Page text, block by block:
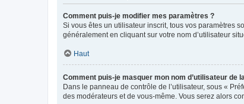
Comment puis-je modifier mes paramètres ?
Si vous êtes un utilisateur inscrit, tous vos paramètres
généralement en cliquant sur votre nom d’utilisateur
Haut
Comment puis-je masquer mon nom d’utilisateur de
Dans le panneau de contrôle de l’utilisateur, sous «
des modérateurs et de vous-même. Vous serez alors